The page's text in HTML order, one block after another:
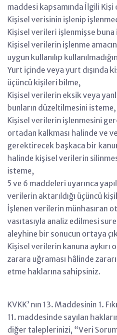
maddesi kapsamında İlgili Kişi
Kişisel verisinin işlenip
Kişisel verileri işlenmişse
Kişisel verilerin işlenme
uygun kullanılıp
Yurt içinde veya yurt dışında
üçüncü kişileri bilme,
Kişisel verilerin eksik veya
bunların düzeltilmesini isteme,
Kişisel verilerin işlenmesini
ortadan kalkması halinde ve
gerektirecek başkaca bir
halinde kişisel verilerin
isteme,
5 ve 6 maddeleri uyarınca
verilerin aktarıldığı üçüncü
İşlenen verilerin münhasıran
vasıtasıyla analiz edilmesi
aleyhine bir sonucun ortaya
Kişisel verilerin kanuna aykırı
zarara uğraması hâlinde
etme haklarına sahipsiniz.
KVKK’ nın 13. Maddesinin 1.
11. maddesinde sayılan
diğer taleplerinizi, “Veri